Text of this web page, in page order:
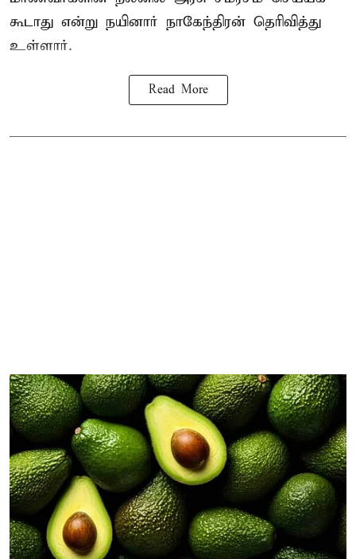
கூடாது என்று நயினார் நாகேந்திரன் தெரிவித்து
உள்ளார்.
Read More